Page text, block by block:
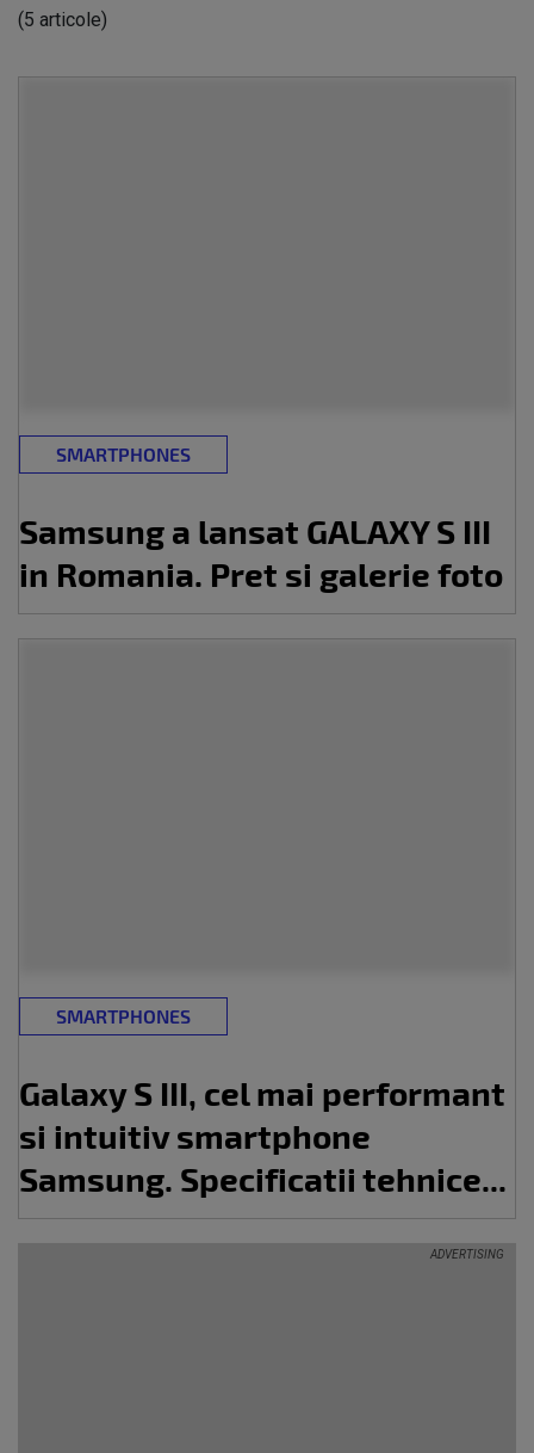
(5 articole)
SMARTPHONES
Samsung a lansat GALAXY S III
in Romania. Pret si galerie foto
SMARTPHONES
Galaxy S III, cel mai performant
si intuitiv smartphone
Samsung. Specificatii tehnice...